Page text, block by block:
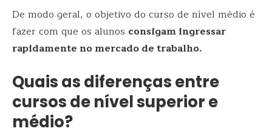
De modo geral, o objetivo do curso de nível médio é
fazer com que os alunos consigam ingressar
rapidamente no mercado de trabalho.
Quais as diferenças entre
cursos de nível superior e
médio?